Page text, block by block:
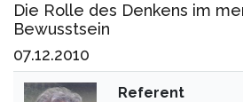
Die Rolle des Denkens im
Bewusstsein
07.12.2010
Referent